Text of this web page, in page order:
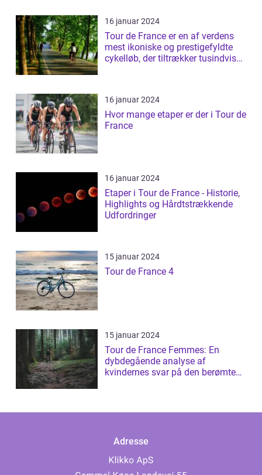
16 januar 2024
Tour de France er en af verdens
mest ikoniske og prestigefyldte
cykelløb, der tiltrækker tusindvis
16 januar 2024
Hvor mange etaper er der i Tour de
France
16 januar 2024
Etaper i Tour de France - Historie,
Highlights og Hårdtstrækkende
Udfordringer
15 januar 2024
Tour de France 4
15 januar 2024
Tour de France Femmes: En
dybdegående analyse af
kvindernes svar på den berømte
Adresse